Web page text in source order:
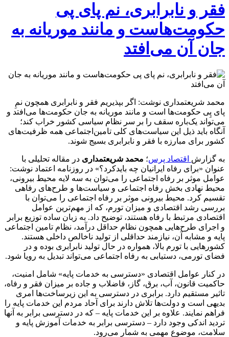
فقر و نابرابری، نم پای پی
حکومت‌هاست و مانند موریانه به
جان آن می‌افتد
محمد شریعتمداری نوشت: اگر بپذیریم فقر و نابرابری همچون نمِ
پای پِی حکومت‌ها است و مانند موریانه به جان حکومت‌ها می‌افتد و
می‌تواند یک‌باره سقف را بر سر نظام سیاسی کشور خراب کند؛
آنگاه باید ذیل این سیاست‌های کلی تامین‌اجتماعی همه ظرفیت‌های
کشور برای مبارزه با فقر و نابرابری بسیج شوند.
به گزارش اقتصاد پرس؛ محمد شریعتمداری در مقاله تحلیلی با
عنوان «برای رفاه ایرانیان چه بایدکرد؟» در روزنامه اعتماد نوشت:
عوامل موثر بر رفاه‌ اجتماعی را می‌توان به سه لایه محیط بیرونی،
محیط نهادی بخش رفاه ‌اجتماعی و سیاست‌ها و طرح‌های رفاهی
تقسیم کرد. محیط‌ بیرونی موثر بر رفاه ‌اجتماعی را می‌توان با
بررسی رشد اقتصادی و میزان تورم، که از مهم‌ترین عوامل
اقتصادی مرتبط با رفاه هستند، توضیح داد. به زبان ساده توزیع برابر
و اجرای طرح‌هایی همچون نظام حداقل درآمد، نظام تامین اجتماعی
پایه و مشابه آن، نیازمند حداقلی از تولید ناخالص داخلی هستند.
کشور‌هایی با تورم بالا، همواره در حال تولید نابرابری بوده و در
فضای تورمی، دستیابی به رفاه ‌اجتماعی می‌تواند تبدیل به رویا شود.
در کنار عوامل اقتصادی «دسترسی به خدمات پایه» شامل امنیت،
حاکمیت قانون، آب، برق، گاز، فاضلاب و جاده بر میزان فقر و رفاه،
تاثیر مستقیم دارد. برابری در دسترسی به این زیرساخت‌ها امری
بدیهی است و دولت‌ها تلاش دارند برای آحاد مردم این خدمات پایه را
فراهم نمایند. علاوه بر این خدمات پایه – که در دسترسی برابر به آنها
تردید اندکی وجود دارد – دسترسی برابر به خدمات آموزش پایه و
سلامت، موضوع مهمی به ‌شمار می‌رود.